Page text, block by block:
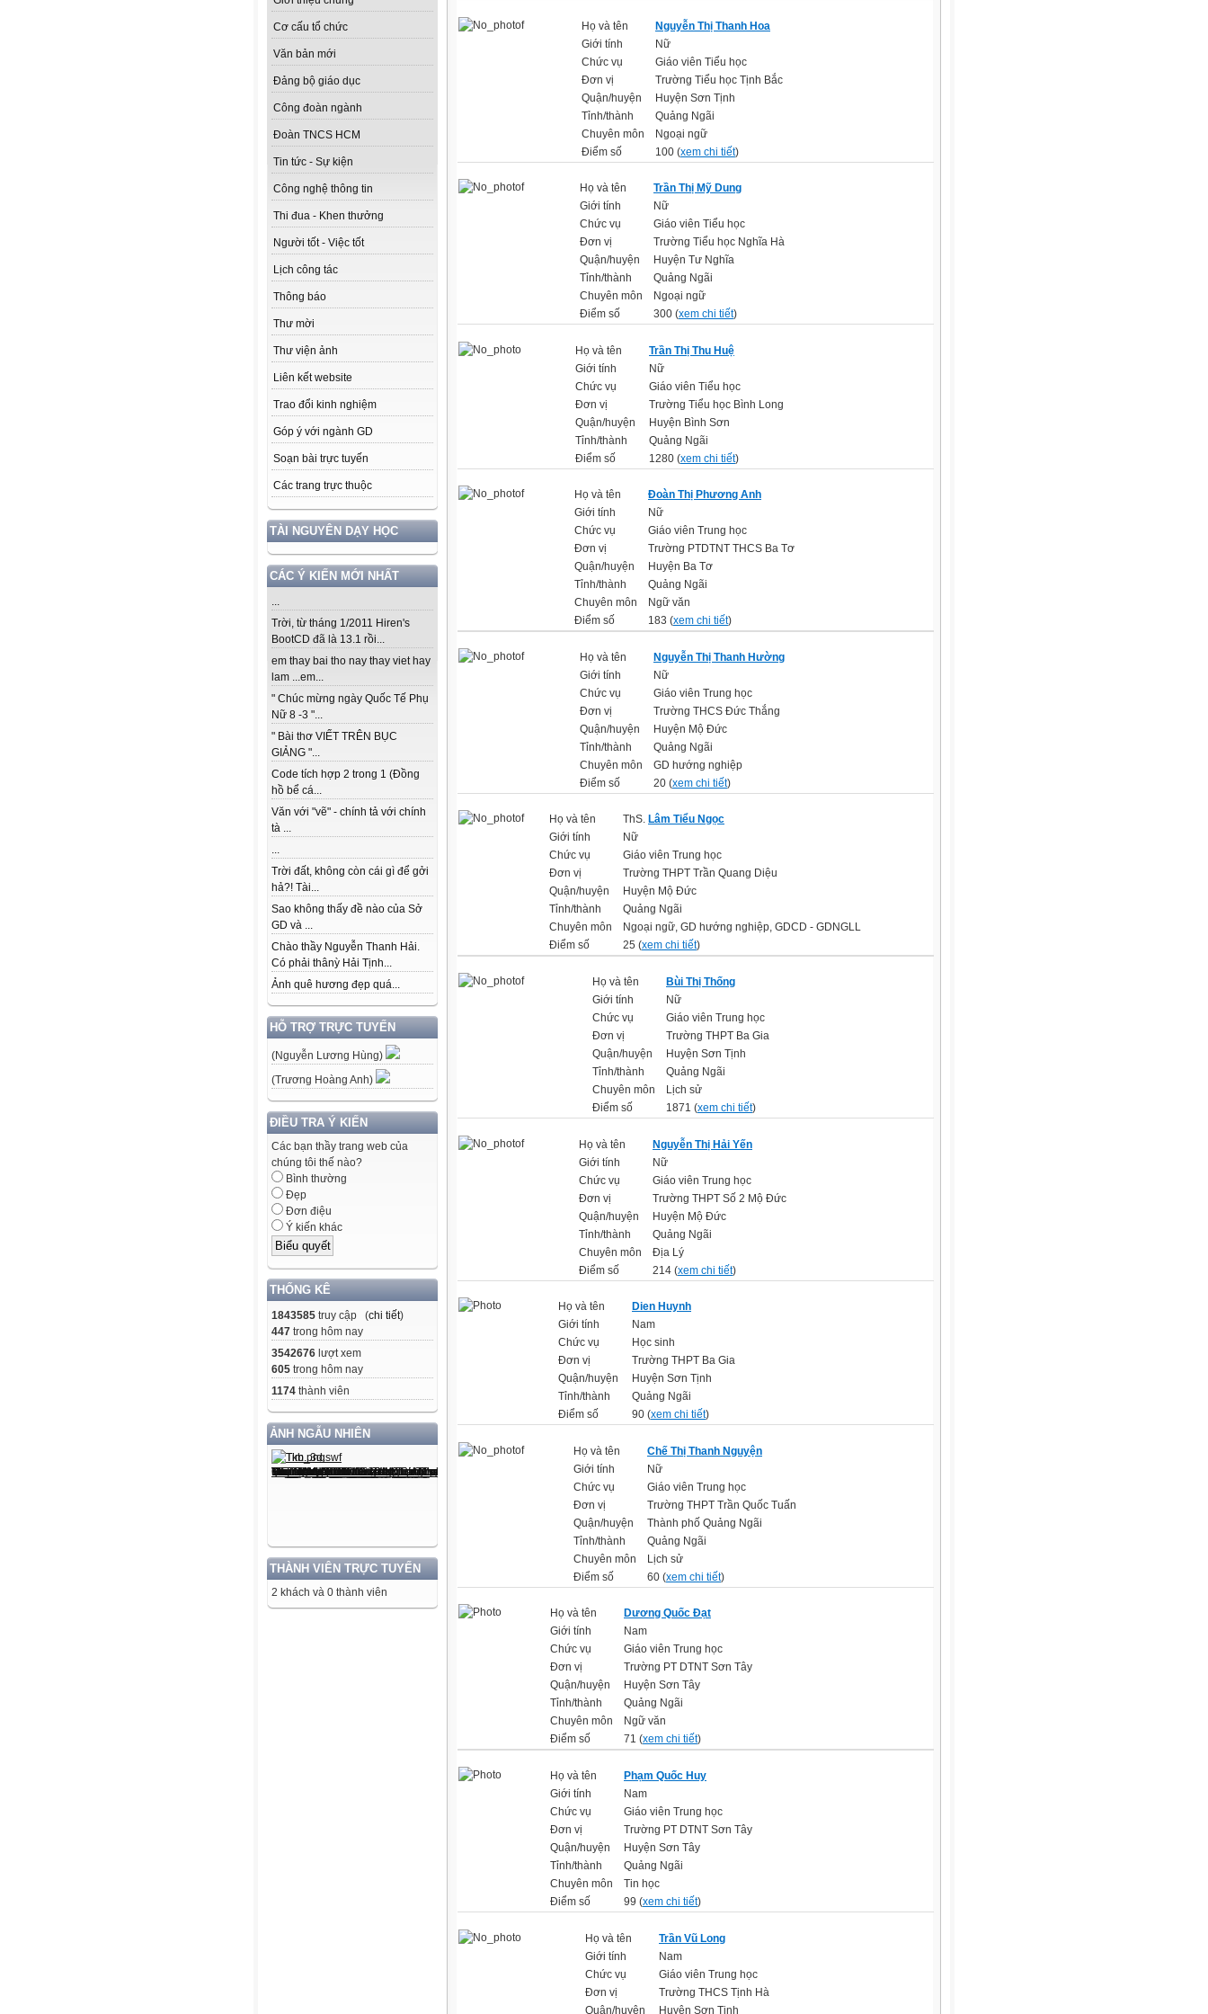
Cơ cấu tổ chức
Văn bản mới
Đảng bộ giáo dục
Công đoàn ngành
Đoàn TNCS HCM
Tin tức - Sự kiện
Công nghệ thông tin
Thi đua - Khen thưởng
Người tốt - Việc tốt
Lịch công tác
Thông báo
Thư mời
Thư viện ảnh
Liên kết website
Trao đổi kinh nghiệm
Góp ý với ngành GD
Soạn bài trực tuyến
Các trang trực thuộc
TÀI NGUYÊN DẠY HỌC
CÁC Ý KIẾN MỚI NHẤT
...
Trời, từ tháng 1/2011 Hiren's
BootCD đã là 13.1 rồi...
em thay bai tho nay thay viet hay
lam ...em...
" Chúc mừng ngày Quốc Tế Phụ
Nữ 8 -3 "...
" Bài thơ VIẾT TRÊN BỤC
GIẢNG "...
Code tích hợp 2 trong 1 (Đồng
hồ bể cá...
Văn với "vẽ" - chính tả với chính
tà ...
...
Trời đất, không còn cái gì để gởi
hả?! Tài...
Sao không thấy đề nào của Sở
GD và ...
Chào thầy Nguyễn Thanh Hải.
Có phải thânỳ Hải Tịnh...
Ảnh quê hương đẹp quá...
HỖ TRỢ TRỰC TUYẾN
(Nguyễn Lương Hùng)
(Trương Hoàng Anh)
ĐIỀU TRA Ý KIẾN
Các bạn thầy trang web của
chúng tôi thế nào?
Bình thường
Đẹp
Đơn điệu
Ý kiến khác
THỐNG KÊ
1843585 truy cập (chi tiết)
447 trong hôm nay
3542676 lượt xem
605 trong hôm nay
1174 thành viên
ẢNH NGẪU NHIÊN
THÀNH VIÊN TRỰC TUYẾN
2 khách và 0 thành viên
Họ và tên
Nguyễn Thị Thanh Hoa
Giới tính
Nữ
Chức vụ
Giáo viên Tiểu học
Đơn vị
Trường Tiểu học Tịnh Bắc
Quận/huyện
Huyện Sơn Tịnh
Tỉnh/thành
Quảng Ngãi
Chuyên môn
Ngoại ngữ
Điểm số
100 (xem chi tiết)
Họ và tên
Trần Thị Mỹ Dung
Giới tính
Nữ
Chức vụ
Giáo viên Tiểu học
Đơn vị
Trường Tiểu học Nghĩa Hà
Quận/huyện
Huyện Tư Nghĩa
Tỉnh/thành
Quảng Ngãi
Chuyên môn
Ngoại ngữ
Điểm số
300 (xem chi tiết)
Họ và tên
Trần Thị Thu Huệ
Giới tính
Nữ
Chức vụ
Giáo viên Tiểu học
Đơn vị
Trường Tiểu học Bình Long
Quận/huyện
Huyện Bình Sơn
Tỉnh/thành
Quảng Ngãi
Điểm số
1280 (xem chi tiết)
Họ và tên
Đoàn Thị Phương Anh
Giới tính
Nữ
Chức vụ
Giáo viên Trung học
Đơn vị
Trường PTDTNT THCS Ba Tơ
Quận/huyện
Huyện Ba Tơ
Tỉnh/thành
Quảng Ngãi
Chuyên môn
Ngữ văn
Điểm số
183 (xem chi tiết)
Họ và tên
Nguyễn Thị Thanh Hường
Giới tính
Nữ
Chức vụ
Giáo viên Trung học
Đơn vị
Trường THCS Đức Thắng
Quận/huyện
Huyện Mộ Đức
Tỉnh/thành
Quảng Ngãi
Chuyên môn
GD hướng nghiệp
Điểm số
20 (xem chi tiết)
Họ và tên ThS. Lâm Tiểu Ngọc
Giới tính
Nữ
Chức vụ
Giáo viên Trung học
Đơn vị
Trường THPT Trần Quang Diệu
Quận/huyện
Huyện Mộ Đức
Tỉnh/thành
Quảng Ngãi
Chuyên môn
Ngoại ngữ, GD hướng nghiệp, GDCD - GDNGLL
Điểm số
25 (xem chi tiết)
Họ và tên
Bùi Thị Thống
Giới tính
Nữ
Chức vụ
Giáo viên Trung học
Đơn vị
Trường THPT Ba Gia
Quận/huyện
Huyện Sơn Tịnh
Tỉnh/thành
Quảng Ngãi
Chuyên môn
Lịch sử
Điểm số
1871 (xem chi tiết)
Họ và tên
Nguyễn Thị Hải Yến
Giới tính
Nữ
Chức vụ
Giáo viên Trung học
Đơn vị
Trường THPT Số 2 Mộ Đức
Quận/huyện
Huyện Mộ Đức
Tỉnh/thành
Quảng Ngãi
Chuyên môn
Địa Lý
Điểm số
214 (xem chi tiết)
Họ và tên
Dien Huynh
Giới tính
Nam
Chức vụ
Học sinh
Đơn vị
Trường THPT Ba Gia
Quận/huyện
Huyện Sơn Tịnh
Tỉnh/thành
Quảng Ngãi
Điểm số
90 (xem chi tiết)
Họ và tên
Chế Thị Thanh Nguyện
Giới tính
Nữ
Chức vụ
Giáo viên Trung học
Đơn vị
Trường THPT Trần Quốc Tuấn
Quận/huyện
Thành phố Quảng Ngãi
Tỉnh/thành
Quảng Ngãi
Chuyên môn
Lịch sử
Điểm số
60 (xem chi tiết)
Họ và tên
Dương Quốc Đạt
Giới tính
Nam
Chức vụ
Giáo viên Trung học
Đơn vị
Trường PT DTNT Sơn Tây
Quận/huyện
Huyện Sơn Tây
Tỉnh/thành
Quảng Ngãi
Chuyên môn
Ngữ văn
Điểm số
71 (xem chi tiết)
Họ và tên
Phạm Quốc Huy
Giới tính
Nam
Chức vụ
Giáo viên Trung học
Đơn vị
Trường PT DTNT Sơn Tây
Quận/huyện
Huyện Sơn Tây
Tỉnh/thành
Quảng Ngãi
Chuyên môn
Tin học
Điểm số
99 (xem chi tiết)
Họ và tên
Trần Vũ Long
Giới tính
Nam
Chức vụ
Giáo viên Trung học
Đơn vị
Trường THCS Tịnh Hà
Quận/huyện
Huyện Sơn Tịnh